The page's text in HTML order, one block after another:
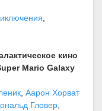
,
кино
Mario Galaxy
, Аарон Хорват
Гловер,